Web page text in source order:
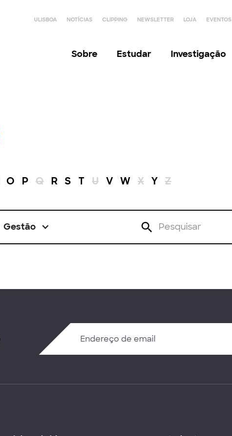
ULISBOA NOTÍCIAS CLIPPING NEWSLETTER LOJA EVENTOS
Sobre Estudar Investigação
O P Q R S T U V W X Y Z
Gestão